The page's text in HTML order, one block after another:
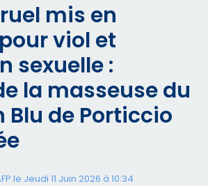
mis en
viol et
sexuelle :
la masseuse du
Blu de Porticcio
le Jeudi 11 Juin 2026 à 10:34